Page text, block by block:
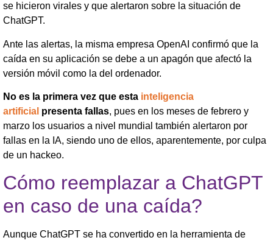
se hicieron virales y que alertaron sobre la situación de
ChatGPT.
Ante las alertas, la misma empresa OpenAI confirmó que la
caída en su aplicación se debe a un apagón que afectó la
versión móvil como la del ordenador.
No es la primera vez que esta inteligencia
artificial presenta fallas, pues en los meses de febrero y
marzo los usuarios a nivel mundial también alertaron por
fallas en la IA, siendo uno de ellos, aparentemente, por culpa
de un hackeo.
Cómo reemplazar a ChatGPT
en caso de una caída?
Aunque ChatGPT se ha convertido en la herramienta de